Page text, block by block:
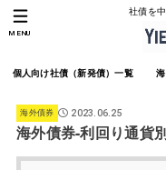
社債を
個人向け社債（新発債）一覧
MENU
海外債券 2023.06.25
海外債券-利回り通貨